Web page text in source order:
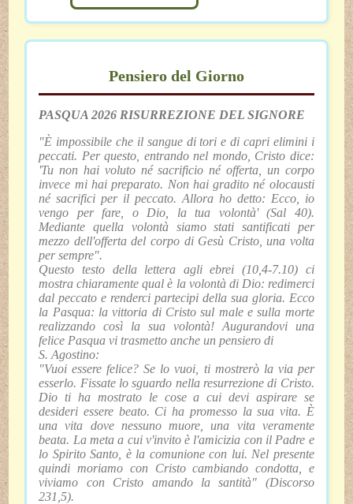
Pensiero del Giorno
PASQUA 2026 RISURREZIONE DEL SIGNORE
"È impossibile che il sangue di tori e di capri elimini i
peccati. Per questo, entrando nel mondo, Cristo dice:
'Tu non hai voluto né sacrificio né offerta, un corpo
invece mi hai preparato. Non hai gradito né olocausti
né sacrifici per il peccato. Allora ho detto: Ecco, io
vengo per fare, o Dio, la tua volontà' (Sal 40).
Mediante quella volontà siamo stati santificati per
mezzo dell'offerta del corpo di Gesù Cristo, una volta
per sempre".
Questo testo della lettera agli ebrei (10,4-7.10) ci
mostra chiaramente qual è la volontà di Dio: redimerci
dal peccato e renderci partecipi della sua gloria. Ecco
la Pasqua: la vittoria di Cristo sul male e sulla morte
realizzando così la sua volontà! Augurandovi una
felice Pasqua vi trasmetto anche un pensiero di
S. Agostino:
"Vuoi essere felice? Se lo vuoi, ti mostrerò la via per
esserlo. Fissate lo sguardo nella resurrezione di Cristo.
Dio ti ha mostrato le cose a cui devi aspirare se
desideri essere beato. Ci ha promesso la sua vita. È
una vita dove nessuno muore, una vita veramente
beata. La meta a cui v'invito è l'amicizia con il Padre e
lo Spirito Santo, è la comunione con lui. Nel presente
quindi moriamo con Cristo cambiando condotta, e
viviamo con Cristo amando la santità" (Discorso
231,5).